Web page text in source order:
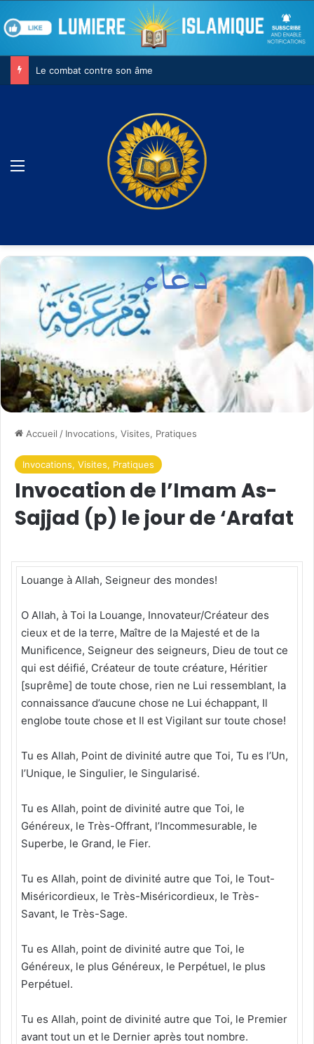
Le combat contre son âme
Accueil / Invocations, Visites, Pratiques
Invocations, Visites, Pratiques
Invocation de l’Imam As-
Sajjad (p) le jour de ‘Arafat
Louange à Allah, Seigneur des mondes!
O Allah, à Toi la Louange, Innovateur/Créateur des
cieux et de la terre, Maître de la Majesté et de la
Munificence, Seigneur des seigneurs, Dieu de tout ce
qui est déifié, Créateur de toute créature, Héritier
[suprême] de toute chose, rien ne Lui ressemblant, la
connaissance d’aucune chose ne Lui échappant, Il
englobe toute chose et Il est Vigilant sur toute chose!
Tu es Allah, Point de divinité autre que Toi, Tu es l’Un,
l’Unique, le Singulier, le Singularisé.
Tu es Allah, point de divinité autre que Toi, le
Généreux, le Très-Offrant, l’Incommesurable, le
Superbe, le Grand, le Fier.
Tu es Allah, point de divinité autre que Toi, le Tout-
Miséricordieux, le Très-Miséricordieux, le Très-
Savant, le Très-Sage.
Tu es Allah, point de divinité autre que Toi, le
Généreux, le plus Généreux, le Perpétuel, le plus
Perpétuel.
Tu es Allah, point de divinité autre que Toi, le Premier
avant tout un et le Dernier après tout nombre.